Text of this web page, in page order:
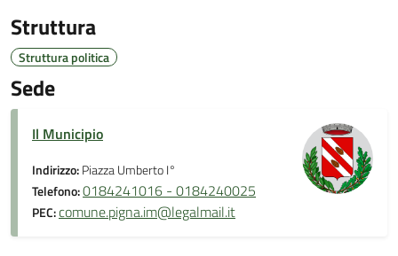
Struttura
Struttura politica
Sede
Il Municipio
Indirizzo:Piazza Umberto I°
Telefono:0184241016 - 0184240025
PEC:comune.pigna.im@legalmail.it